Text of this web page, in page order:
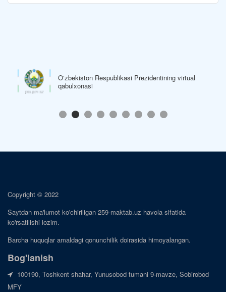
O‘zbekiston Respublikasi Prezidentining virtual
qabulxonasi
Copyright © 2022
Saytdan ma'lumot ko'chiriligan 259-maktab.uz havola sifatida
ko'rsatilishi lozim.
Barcha huquqlar amaldagi qonunchilik doirasida himoyalangan.
Bog'lanish
100190, Toshkent shahar, Yunusobod tumani 9-mavze, Sobirobod
MFY